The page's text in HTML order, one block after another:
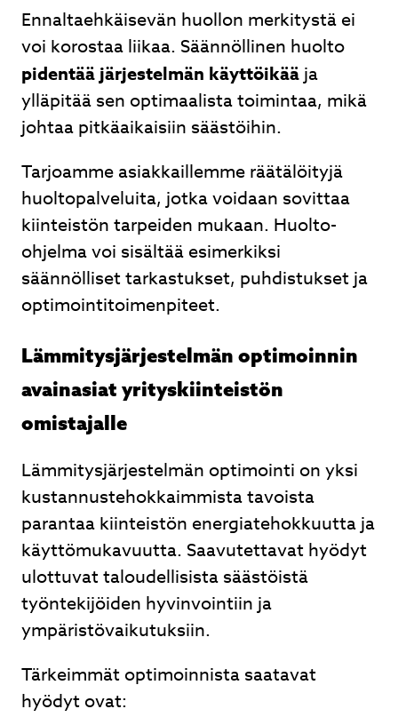
Ennaltaehkäisevän huollon merkitystä ei
voi korostaa liikaa. Säännöllinen huolto
pidentää järjestelmän käyttöikää ja
ylläpitää sen optimaalista toimintaa, mikä
johtaa pitkäaikaisiin säästöihin.
Tarjoamme asiakkaillemme räätälöityjä
huoltopalveluita, jotka voidaan sovittaa
kiinteistön tarpeiden mukaan. Huolto-
ohjelma voi sisältää esimerkiksi
säännölliset tarkastukset, puhdistukset ja
optimointitoimenpiteet.
Lämmitysjärjestelmän optimoinnin
avainasiat yrityskiinteistön
omistajalle
Lämmitysjärjestelmän optimointi on yksi
kustannustehokkaimmista tavoista
parantaa kiinteistön energiatehokkuutta ja
käyttömukavuutta. Saavutettavat hyödyt
ulottuvat taloudellisista säästöistä
työntekijöiden hyvinvointiin ja
ympäristövaikutuksiin.
Tärkeimmät optimoinnista saatavat
hyödyt ovat: